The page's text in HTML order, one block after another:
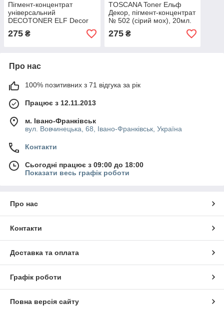
Пігмент-концентрат
універсальний
DECOTONER ELF Decor
20мл
275 ₴
TOSCANA Toner Ельф
Декор, пігмент-концентрат
№ 502 (сірий мох), 20мл.
275₴
Про нас
100% позитивних з 71 відгука за рік
Працює з 12.11.2013
м. Івано-Франківськ
вул. Вовчинецька, 68, Івано-Франківськ, Україна
Контакти
Сьогодні працює з 09:00 до 18:00
Показати весь графік роботи
Про нас
Контакти
Доставка та оплата
Графік роботи
Повна версія сайту